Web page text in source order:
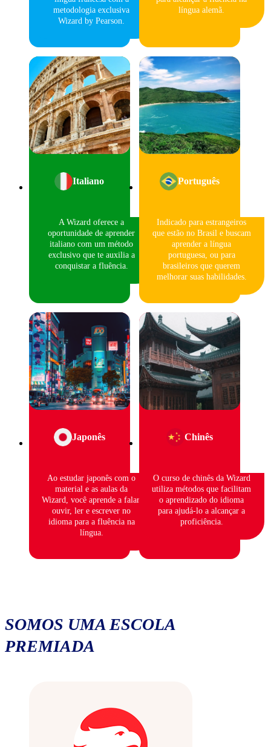
metodologia exclusiva
Wizard by Pearson.
língua alemã.
Italiano
A Wizard oferece a
oportunidade de aprender
italiano com um método
exclusivo que te auxilia a
conquistar a fluência.
Português
Indicado para estrangeiros
que estão no Brasil e buscam
aprender a língua
portuguesa, ou para
brasileiros que querem
melhorar suas habilidades.
Japonês
Ao estudar japonês com o
material e as aulas da
Wizard, você aprende a falar,
ouvir, ler e escrever no
idioma para a fluência na
língua.
Chinês
O curso de chinês da Wizard
utiliza métodos que facilitam
o aprendizado do idioma
para ajudá-lo a alcançar a
proficiência.
SOMOS UMA ESCOLA
PREMIADA